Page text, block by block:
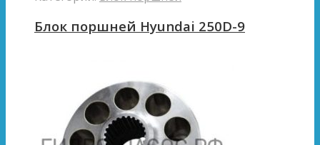
Блок поршней Hyundai 250D-9